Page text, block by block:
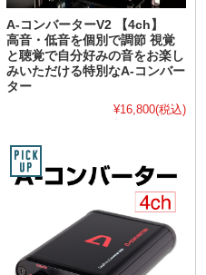
A-コンバーターV2 【4ch】
高音・低音を個別で調節 視覚
と聴覚で自分好みの音をお楽し
みいただける特別なA-コンバー
ター
¥16,800(税込)